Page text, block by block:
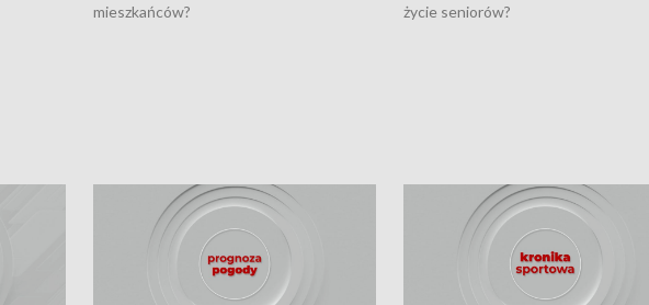
mieszkańców?
życie seniorów?